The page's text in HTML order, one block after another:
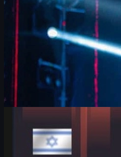
HeavyGod và hành trình
đồng đội và CS2 skins